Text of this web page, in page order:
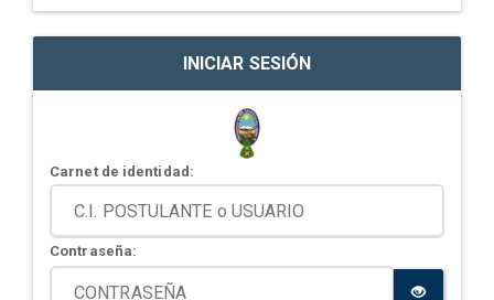
INICIAR SESIÓN
Carnet de identidad:
Contraseña: